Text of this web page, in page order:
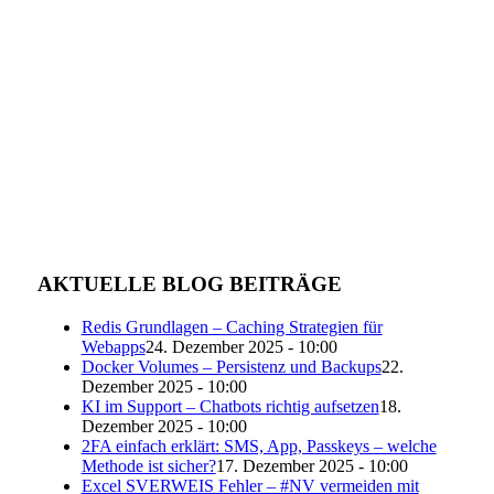
AKTUELLE BLOG BEITRÄGE
Redis Grundlagen – Caching Strategien für
Webapps24. Dezember 2025 - 10:00
Docker Volumes – Persistenz und Backups22.
Dezember 2025 - 10:00
KI im Support – Chatbots richtig aufsetzen18.
Dezember 2025 - 10:00
2FA einfach erklärt: SMS, App, Passkeys – welche
Methode ist sicher?17. Dezember 2025 - 10:00
Excel SVERWEIS Fehler – #NV vermeiden mit